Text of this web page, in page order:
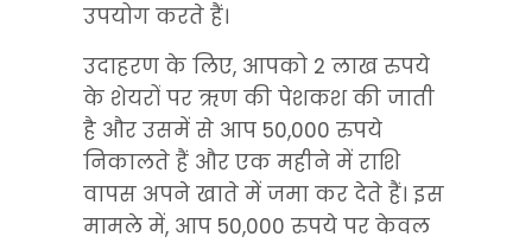
उपयोग करते हैं।
उदाहरण के लिए, आपको 2 लाख रुपये
के शेयरों पर ऋण की पेशकश की जाती
है और उसमें से आप 50,000 रुपये
निकालते हैं और एक महीने में राशि
वापस अपने खाते में जमा कर देते हैं। इस
मामले में, आप 50,000 रुपये पर केवल